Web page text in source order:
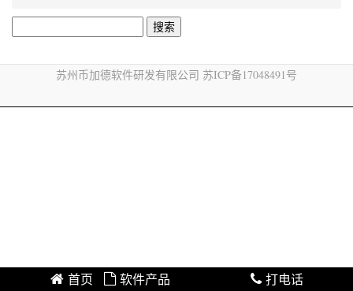
索：
苏州币加德软件研发有限公司 苏ICP备17048491号
首页 软件产品 打电话